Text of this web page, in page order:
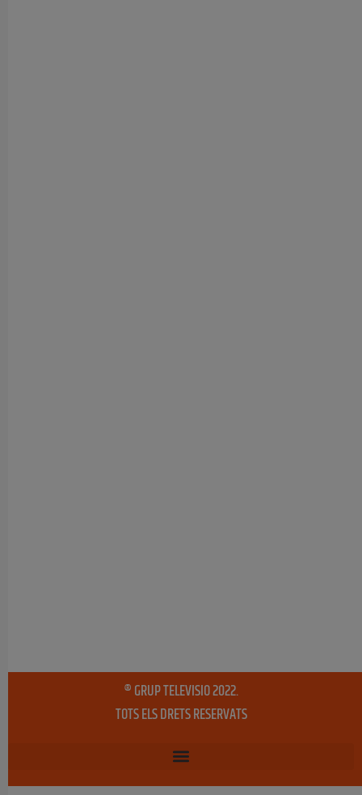
® GRUP TELEVISIO 2022.
TOTS ELS DRETS RESERVATS